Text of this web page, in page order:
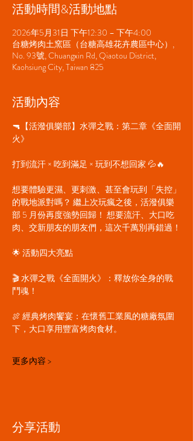
活動時間&活動地點
2026年5月31日 下午12:30 – 下午4:00
台糖烤肉土窯區（台糖高雄花卉農區中心）,
No. 93號, Chuangxin Rd, Qiaotou District,
Kaohsiung City, Taiwan 825
活動內容
🔫【活潑俱樂部】水彈之戰：第二章《全面開
火》
打到流汗 × 吃到滿足 × 玩到不想回家 💦🔥
想要體驗更濕、更刺激、甚至會玩到「失控」
的戰地派對嗎？ 繼上次玩瘋之後，活潑俱樂
部 5 月份再度強勢回歸！ 想要流汗、大口吃
肉、交新朋友的朋友們，這次千萬別再錯過！
🌟 活動四大亮點
🎬 水彈之戰《全面開火》：釋放你全身的戰
鬥魂！
🍖 經典烤肉饗宴：在懷舊工業風的糖廠氛圍
下，大口享用豐富烤肉食材。
更多內容 >
分享活動